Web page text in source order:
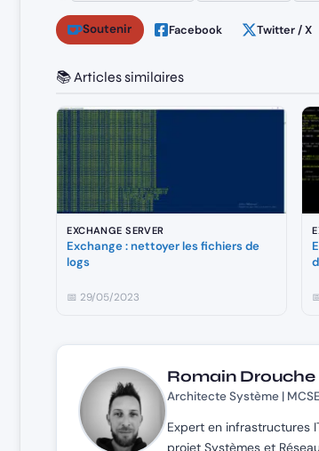
Soutenir Facebook Twitter / X
📚 Articles similaires
EXCHANGE SERVER
Exchange : nettoyer les fichiers de
logs
📅 29/05/2023
Romain Drouche
Architecte Système |
Expert en infrastructures
projet Systèmes et